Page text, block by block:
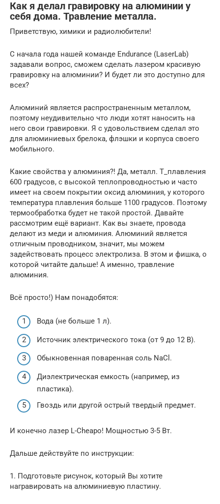
Как я делал гравировку на алюминии у
себя дома. Травление металла.
Приветствую, химики и радиолюбители!
С начала года нашей команде Endurance (LaserLab)
задавали вопрос, сможем сделать лазером красивую
гравировку на алюминии? И будет ли это доступно для
всех?
Алюминий является распространенным металлом,
поэтому неудивительно что люди хотят наносить на
него свои гравировки. Я с удовольствием сделал это
для алюминиевых брелока, флэшки и корпуса своего
мобильного.
Какие свойства у алюминия?! Да, металл. T_плавления
600 градусов, с высокой теплопроводностью и часто
имеет на своем покрытии оксид алюминия, у которого
температура плавления больше 1100 градусов. Поэтому
термообработка будет не такой простой. Давайте
рассмотрим ещё вариант. Как вы знаете, провода
делают из меди и алюминия. Алюминий является
отличным проводником, значит, мы можем
задействовать процесс электролиза. В этом и фишка, о
которой читайте дальше! А именно, травление
алюминия.
Всё просто!) Нам понадобятся:
Вода (не больше 1 л).
Источник электрического тока (от 9 до 12 В).
Обыкновенная поваренная соль NaCl.
Диэлектрическая емкость (например, из
пластика).
Гвоздь или другой острый твердый предмет.
И конечно лазер L-Cheapo! Мощностью 3-5 Вт.
Дальше действуйте по инструкции:
1. Подготовьте рисунок, который Вы хотите
награвировать на алюминиевую пластину.